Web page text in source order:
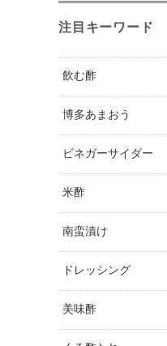
注目キーワード
飲む酢
博多あまおう
ビネガーサイダー
米酢
南蛮漬け
ドレッシング
美味酢